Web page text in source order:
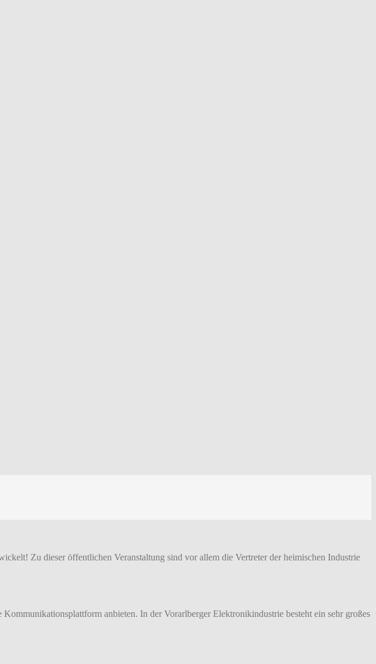
Zu dieser öffentlichen Veranstaltung sind vor allem die Vertreter der heimischen Industrie
anbieten. In der Vorarlberger Elektronikindustrie besteht ein sehr großes